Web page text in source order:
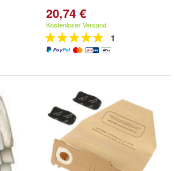
20,74 €
Kostenloser Versand
1